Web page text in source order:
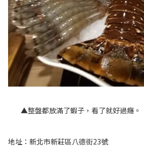
▲整盤都放滿了蝦子，看了就好過癮。
地址：新北市新莊區八德街23號